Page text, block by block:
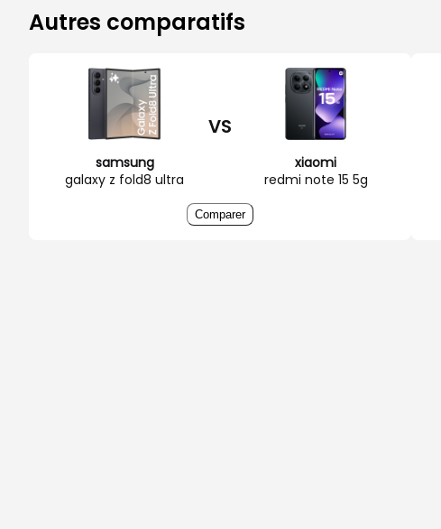
Autres comparatifs
samsung
galaxy z fold8 ultra
VS
xiaomi
redmi note 15 5g
Comparer